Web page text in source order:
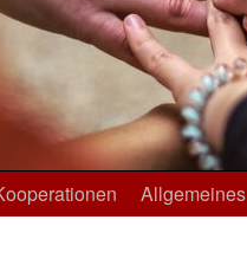
Allgemeines